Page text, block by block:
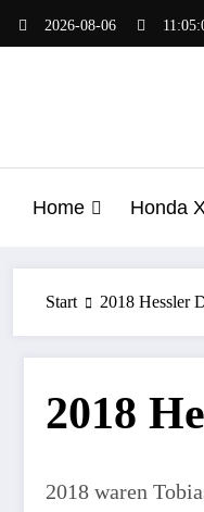
2026-08-06
Home Honda
Start 2018 Hessler
2018
2018 waren